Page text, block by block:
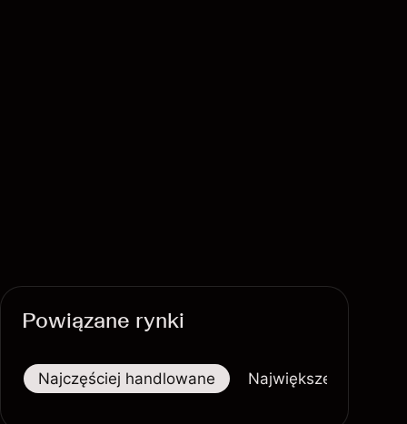
Powiązane rynki
Najczęściej handlowane Największe wzrosty